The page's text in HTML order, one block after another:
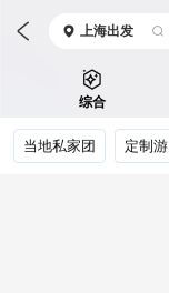
上海出发
综合
当地私家团 定制游